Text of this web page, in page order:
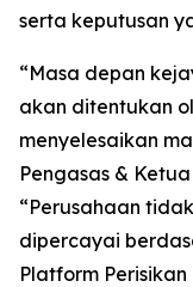
serta keputusan
“Masa depan
akan ditentukan
menyelesaikan
Pengasas &
“Perusahaan
dipercayai
Platform